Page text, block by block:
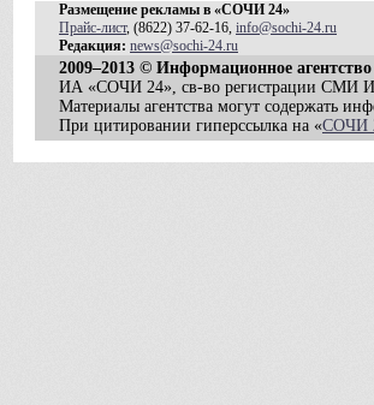
Размещение рекламы в «СОЧИ 24»
Прайс-лист, (8622) 37-62-16, info@sochi-24.ru
Редакция: news@sochi-24.ru
2009–2013 © Информационное
ИА «СОЧИ 24», св-во регистрации СМИ
Материалы агентства могут содержать
При цитировании гиперссылка на «СОЧИ